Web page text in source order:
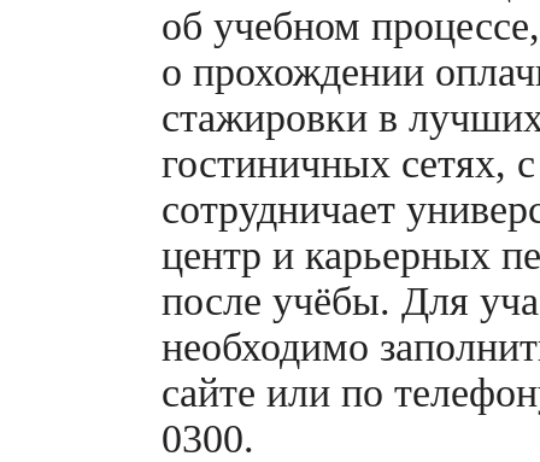
об учебном процессе,
о прохождении
стажировки в
гостиничных сетях,
сотрудничает
центр и карьерных
после учёбы. Для
необходимо
сайте или по
0300.